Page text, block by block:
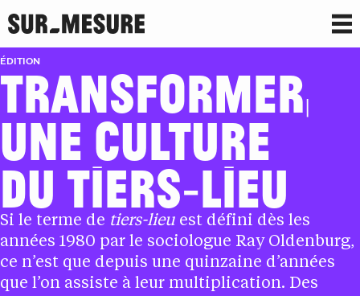
ÉDITION
TRANSFORMER,
UNE CULTURE
DU TIERS‑LIEU
Si le terme de tiers-lieu est défini dès les
années 1980 par le sociologue Ray Oldenburg,
ce n’est que depuis une quinzaine d’années
que l’on assiste à leur multiplication. Des